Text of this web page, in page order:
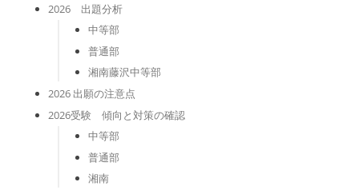
2026 出題分析
中等部
普通部
湘南藤沢中等部
2026 出願の注意点
2026受験 傾向と対策の確認
中等部
普通部
湘南